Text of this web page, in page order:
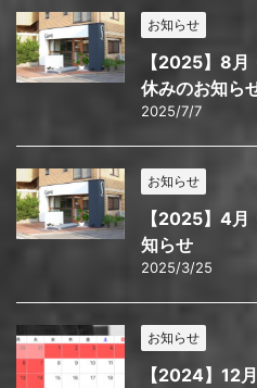
お知らせ
【2025】8月
休みのお知ら
2025/7/7
お知らせ
【2025】4
知らせ
2025/3/25
お知らせ
【2024】12